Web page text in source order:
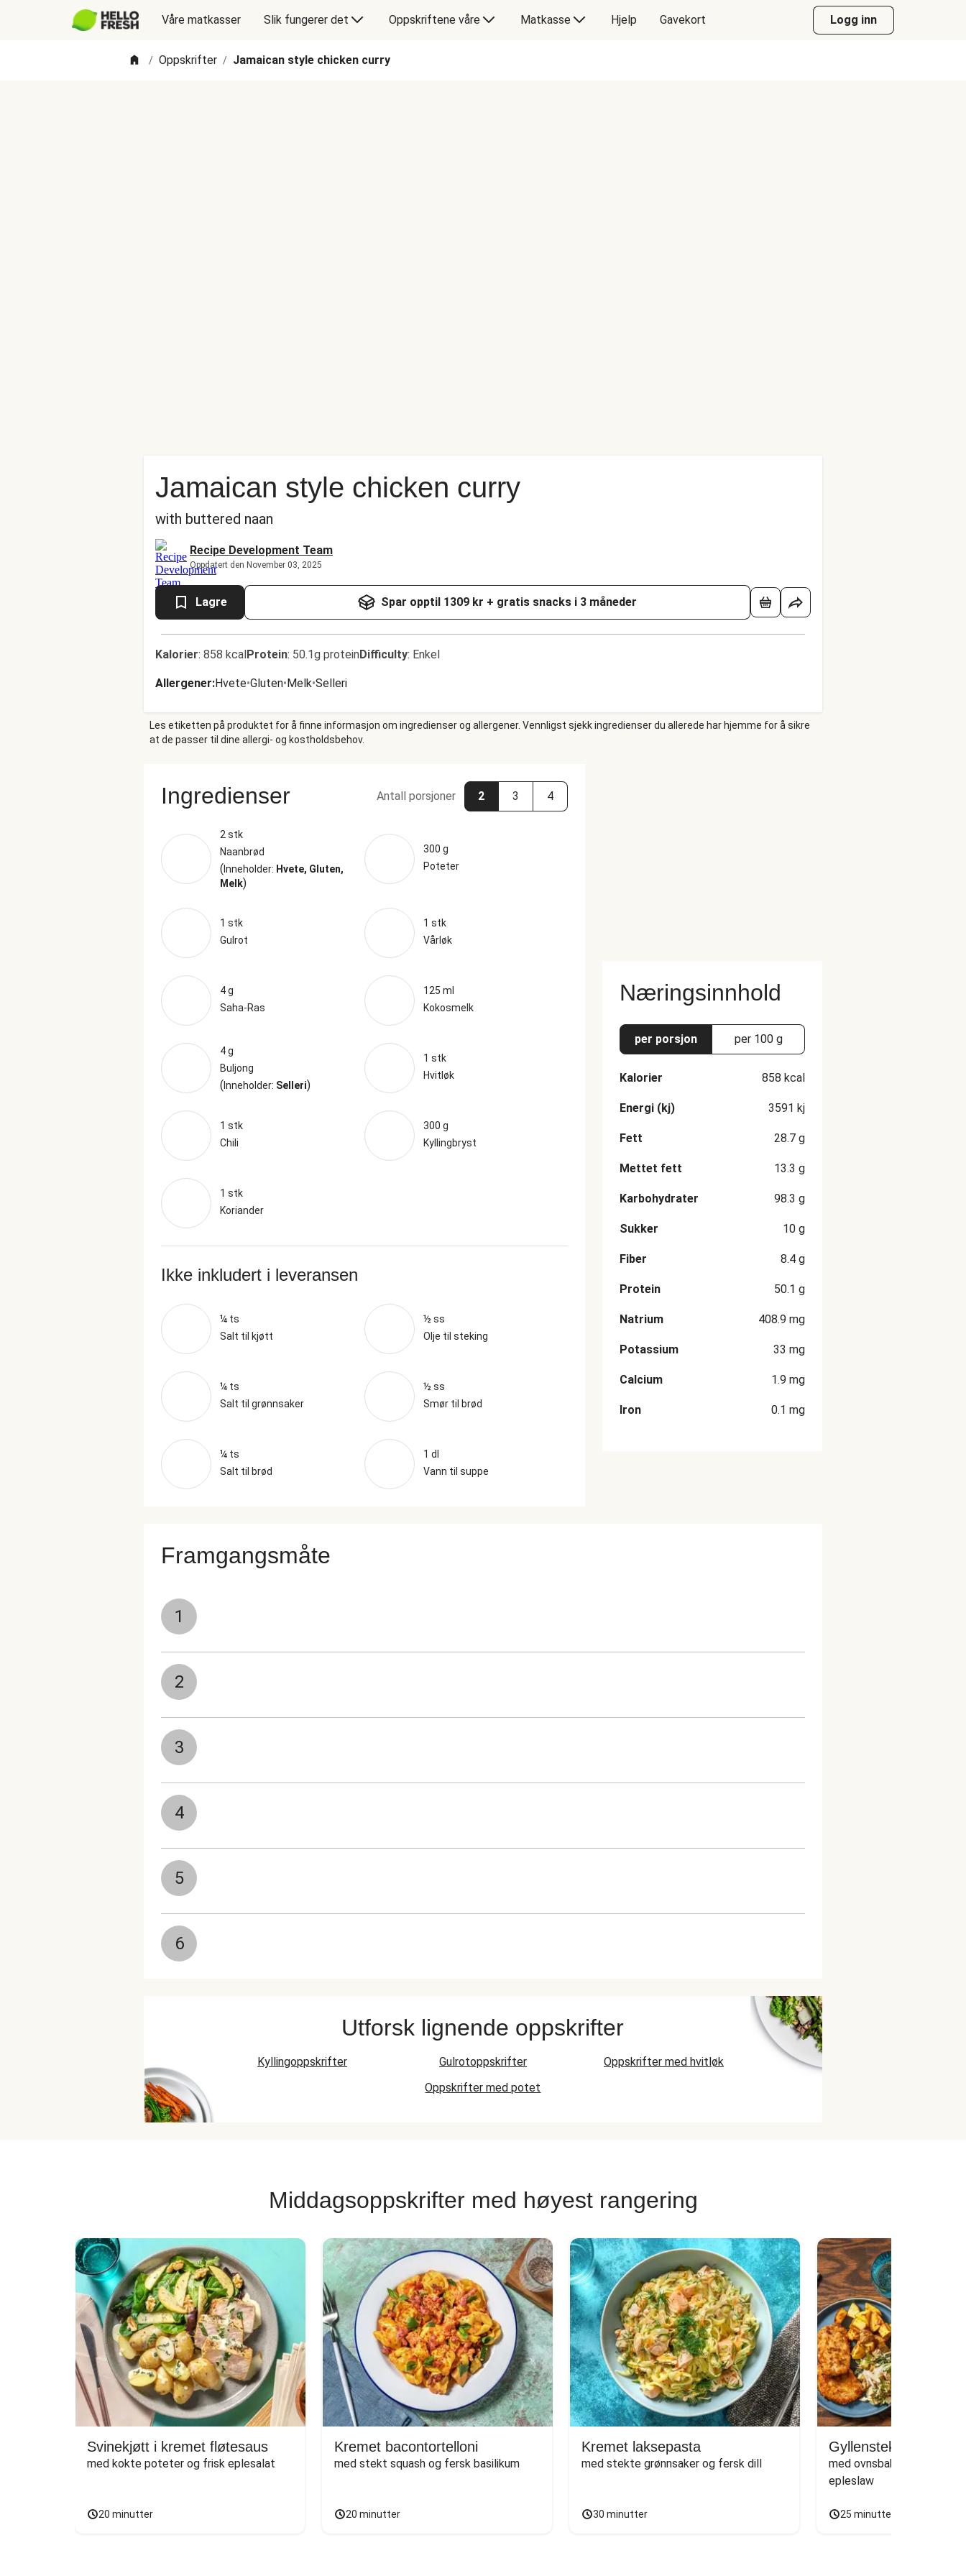
Våre matkasser Slik fungerer det Oppskriftene våre Matkasse Hjelp Gavekort Logg inn
/ Oppskrifter / Jamaican style chicken curry
Jamaican style chicken curry
with buttered naan
Recipe Development Team
Oppdatert den November 03, 2025
Lagre Spar opptil 1309 kr + gratis snacks i 3 måneder
Kalorier: 858 kcalProtein: 50.1g proteinDifficulty: Enkel
Allergener:Hvete•Gluten•Melk•Selleri
Les etiketten på produktet for å finne informasjon om ingredienser og allergener. Vennligst sjekk ingredienser du allerede har hjemme for å sikre
at de passer til dine allergi- og kostholdsbehov.
Ingredienser Antall porsjoner 2 3 4
2 stk
Naanbrød
(Inneholder: Hvete, Gluten,
Melk)
300 g
Poteter
1 stk
Gulrot
1 stk
Vårløk
4 g
Saha-Ras
125 ml
Kokosmelk
4 g
Buljong
(Inneholder: Selleri)
1 stk
Hvitløk
1 stk
Chili
300 g
Kyllingbryst
1 stk
Koriander
Ikke inkludert i leveransen
¼ ts
Salt til kjøtt
½ ss
Olje til steking
¼ ts
Salt til grønnsaker
½ ss
Smør til brød
¼ ts
Salt til brød
1 dl
Vann til suppe
Næringsinnhold
per porsjon per 100 g
Kalorier 858 kcal
Energi (kj) 3591 kj
Fett 28.7 g
Mettet fett 13.3 g
Karbohydrater 98.3 g
Sukker 10 g
Fiber 8.4 g
Protein 50.1 g
Natrium 408.9 mg
Potassium 33 mg
Calcium 1.9 mg
Iron 0.1 mg
Framgangsmåte
1
2
3
4
5
6
Utforsk lignende oppskrifter
Kyllingoppskrifter Gulrotoppskrifter
Oppskrifter med hvitløk
Oppskrifter med potet
Middagsoppskrifter med høyest rangering
Svinekjøtt i kremet fløtesaus
med kokte poteter og frisk eplesalat
20 minutter
Kremet bacontortelloni
med stekt squash og fersk basilikum
20 minutter
Kremet laksepasta
med stekte grønnsaker og fersk dill
30 minutter
Gyllenstekt schnitzel
med ovnsbakte poteter
epleslaw
25 minutter